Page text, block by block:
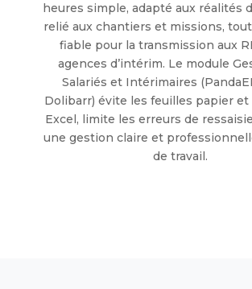
heures simple, adapté aux réalités
relié aux chantiers et missions,
fiable pour la transmission aux
agences d’intérim. Le module
Salariés et Intérimaires
Dolibarr) évite les feuilles papier
Excel, limite les erreurs de
une gestion claire et
de travail.